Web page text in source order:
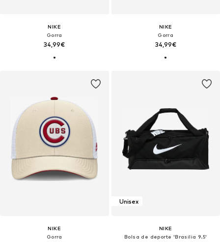
NIKE
Gorra
34,99€
NIKE
Gorra
34,99€
NIKE
Gorra
Unisex
NIKE
Bolsa de deporte 'Brasilia 9.5'